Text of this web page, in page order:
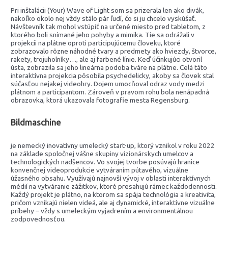
Pri inštalácii (Your) Wave of Light som sa prizerala len ako divák,
nakoľko okolo nej vždy stálo pár ľudí, čo si ju chcelo vyskúšať.
Návštevník tak mohol vstúpiť na určené miesto pred tabletom, z
ktorého boli snímané jeho pohyby a mimika. Tie sa odrážali v
projekcii na plátne oproti participujúcemu človeku, ktoré
zobrazovalo rôzne náhodné tvary a predmety ako hviezdy, štvorce,
rakety, trojuholníky…, ale aj farbené línie. Keď účinkujúci otvoril
ústa, zobrazila sa jeho lineárna podoba tváre na plátne. Celá táto
interaktívna projekcia pôsobila psychedelicky, akoby sa človek stal
súčasťou nejakej videohry. Dojem umocňoval odraz vody medzi
plátnom a participantom. Zároveň v pravom rohu bola nenápadná
obrazovka, ktorá ukazovala fotografie mesta Regensburg.
Bildmaschine
je nemecký inovatívny umelecký start-up, ktorý vznikol v roku 2022
na základe spoločnej vášne skupiny vizionárskych umelcov a
technologických nadšencov. Vo svojej tvorbe posúvajú hranice
konvenčnej videoprodukcie vytváraním pútavého, vizuálne
úžasného obsahu. Využívajú najnovší vývoj v oblasti interaktívnych
médií na vytváranie zážitkov, ktoré presahujú rámec každodennosti.
Každý projekt je plátno, na ktorom sa spája technológia a kreativita,
pričom vznikajú nielen videá, ale aj dynamické, interaktívne vizuálne
príbehy – vždy s umeleckým vyjadrením a environmentálnou
zodpovednosťou.